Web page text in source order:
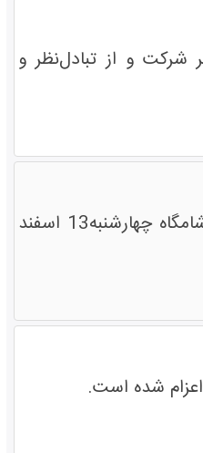
و از تبادل‌نظر و
کاروان 'ایران، سرزمین برادری' متشکل از 35 تن از نخبگان دانشگاهی، حوزوی، فرهنگی، هنری و رسانه ای شامگاه چهارشنبه13 اسفند
شده است.